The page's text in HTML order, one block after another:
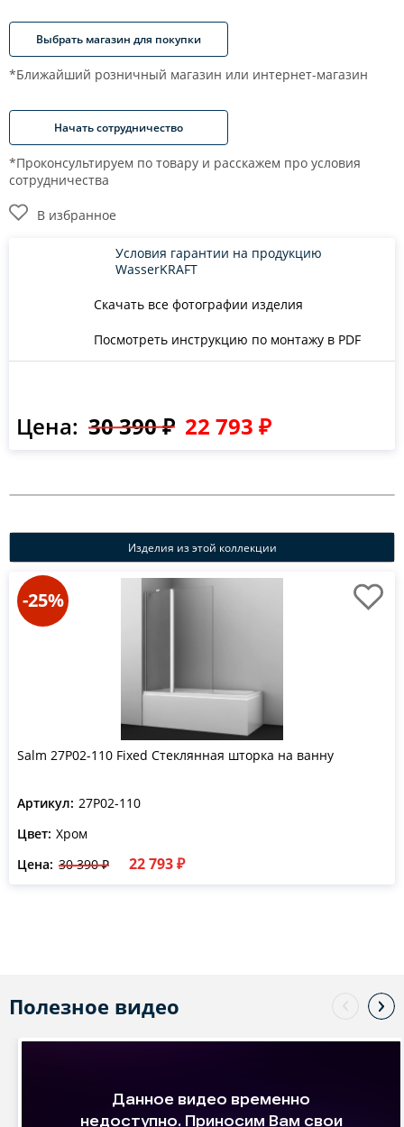
Выбрать магазин для покупки
*Ближайший розничный магазин или интернет-магазин
Начать сотрудничество
*Проконсультируем по товару и расскажем про условия
сотрудничества
В избранное
Скачать все фотографии изделия
Посмотреть инструкцию по монтажу в PDF
Условия гарантии на продукцию
WasserKRAFT
Цена: 30 390 ₽ 22 793 ₽
Изделия из этой коллекции
-25%
Salm 27P02-110 Fixed Стеклянная шторка на ванну
Артикул: 27P02-110
Цвет: Хром
Цена: 30 390 ₽ 22 793 ₽
Полезное видео